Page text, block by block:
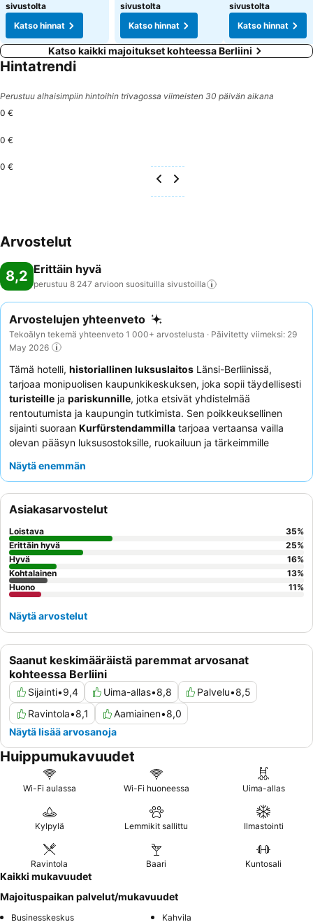
sivustolta
Katso hinnat
sivustolta
Katso hinnat
sivustolta
Katso hinnat
Katso kaikki majoitukset kohteessa Berliini
Hintatrendi
Perustuu alhaisimpiin hintoihin trivagossa viimeisten 30 päivän aikana
0 €
0 €
0 €
Arvostelut
8,2 Erittäin hyvä
perustuu 8 247 arvioon suosituilla sivustoilla
Arvostelujen yhteenveto
Tekoälyn tekemä yhteenveto 1 000+ arvostelusta · Päivitetty viimeksi: 29
May 2026
Tämä hotelli, historiallinen luksuslaitos Länsi-Berliinissä,
tarjoaa monipuolisen kaupunkikeskuksen, joka sopii täydellisesti
turisteille ja pariskunnille, jotka etsivät yhdistelmää
rentoutumista ja kaupungin tutkimista. Sen poikkeuksellinen
sijainti suoraan Kurfürstendammilla tarjoaa vertaansa vailla
olevan pääsyn luksusostoksille, ruokailuun ja tärkeimmille
altaineen ja saunoineen on merkittävä vetonaula vieraille, jotka
jatkuvasti
kattavaa, korkealaatuista
oleskelun takaamiseksi kannattaa pyytää puutarhaan päin
olevaa huonetta.
Näytä enemmän
Saanut keskimääräistä paremmat arvosanat
kohteessa Berliini
Sijainti•9,4 Uima-allas•8,8 Palvelu•8,5
Ravintola•8,1 Aamiainen•8,0
Näytä lisää arvosanoja
Asiakasarvostelut
Loistava 35%
Erittäin hyvä
25%
Hyvä
16%
Kohtalainen
13%
Huono
11%
Näytä arvostelut
Huippumukavuudet
Wi-Fi aulassa Wi-Fi huoneessa Uima-allas
Kylpylä Lemmikit sallittu Ilmastointi
Ravintola Baari Kuntosali
Kaikki mukavuudet
Majoituspaikan palvelut/mukavuudet
Businesskeskus Kahvila